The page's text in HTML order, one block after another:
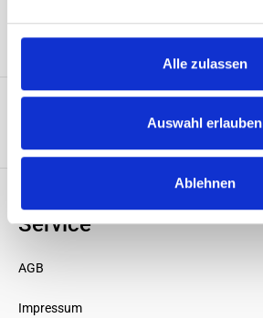
Alle zulassen
Auswahl erlauben
Ablehnen
Service-Hotline
Service
AGB
Impressum